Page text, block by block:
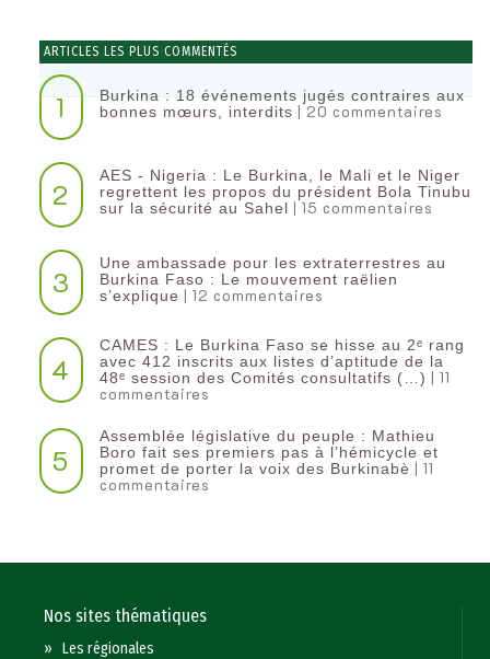
ARTICLES LES PLUS COMMENTÉS
1
Burkina : 18 événements jugés contraires aux
bonnes mœurs, interdits | 20 commentaires
2
AES - Nigeria : Le Burkina, le Mali et le Niger
regrettent les propos du président Bola Tinubu
sur la sécurité au Sahel | 15 commentaires
3
Une ambassade pour les extraterrestres au
Burkina Faso : Le mouvement raëlien
s’explique | 12 commentaires
4
CAMES : Le Burkina Faso se hisse au 2ᵉ rang
avec 412 inscrits aux listes d’aptitude de la
48ᵉ session des Comités consultatifs (…) | 11
commentaires
5
Assemblée législative du peuple : Mathieu
Boro fait ses premiers pas à l’hémicycle et
promet de porter la voix des Burkinabè | 11
commentaires
Nos sites thématiques
»Les régionales